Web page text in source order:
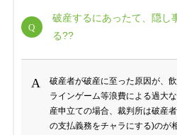
破産するにあったて、隠し
る??
破産者が破産に至った原因が、
ラインゲーム等浪費による過大
産申立ての場合、裁判所は破産
の支払義務をチャラにする)のが